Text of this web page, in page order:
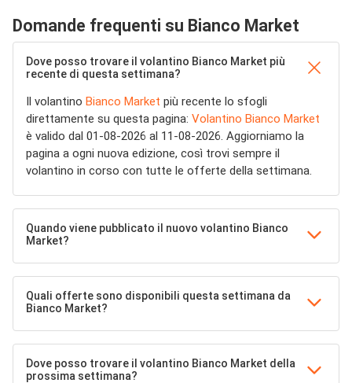
Domande frequenti su Bianco Market
Dove posso trovare il volantino Bianco Market più
recente di questa settimana?
Il volantino Bianco Market più recente lo sfogli
direttamente su questa pagina: Volantino Bianco Market
è valido dal 01-08-2026 al 11-08-2026. Aggiorniamo la
pagina a ogni nuova edizione, così trovi sempre il
volantino in corso con tutte le offerte della settimana.
Quando viene pubblicato il nuovo volantino Bianco
Market?
Quali offerte sono disponibili questa settimana da
Bianco Market?
Dove posso trovare il volantino Bianco Market della
prossima settimana?